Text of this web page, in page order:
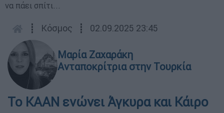
να πάει σπίτι...
┋ Κόσμος ┋ 02.09.2025 23:45
Μαρία Ζαχαράκη
Ανταποκρίτρια στην Τουρκία
Το KAAN ενώνει Άγκυρα και Κάιρο